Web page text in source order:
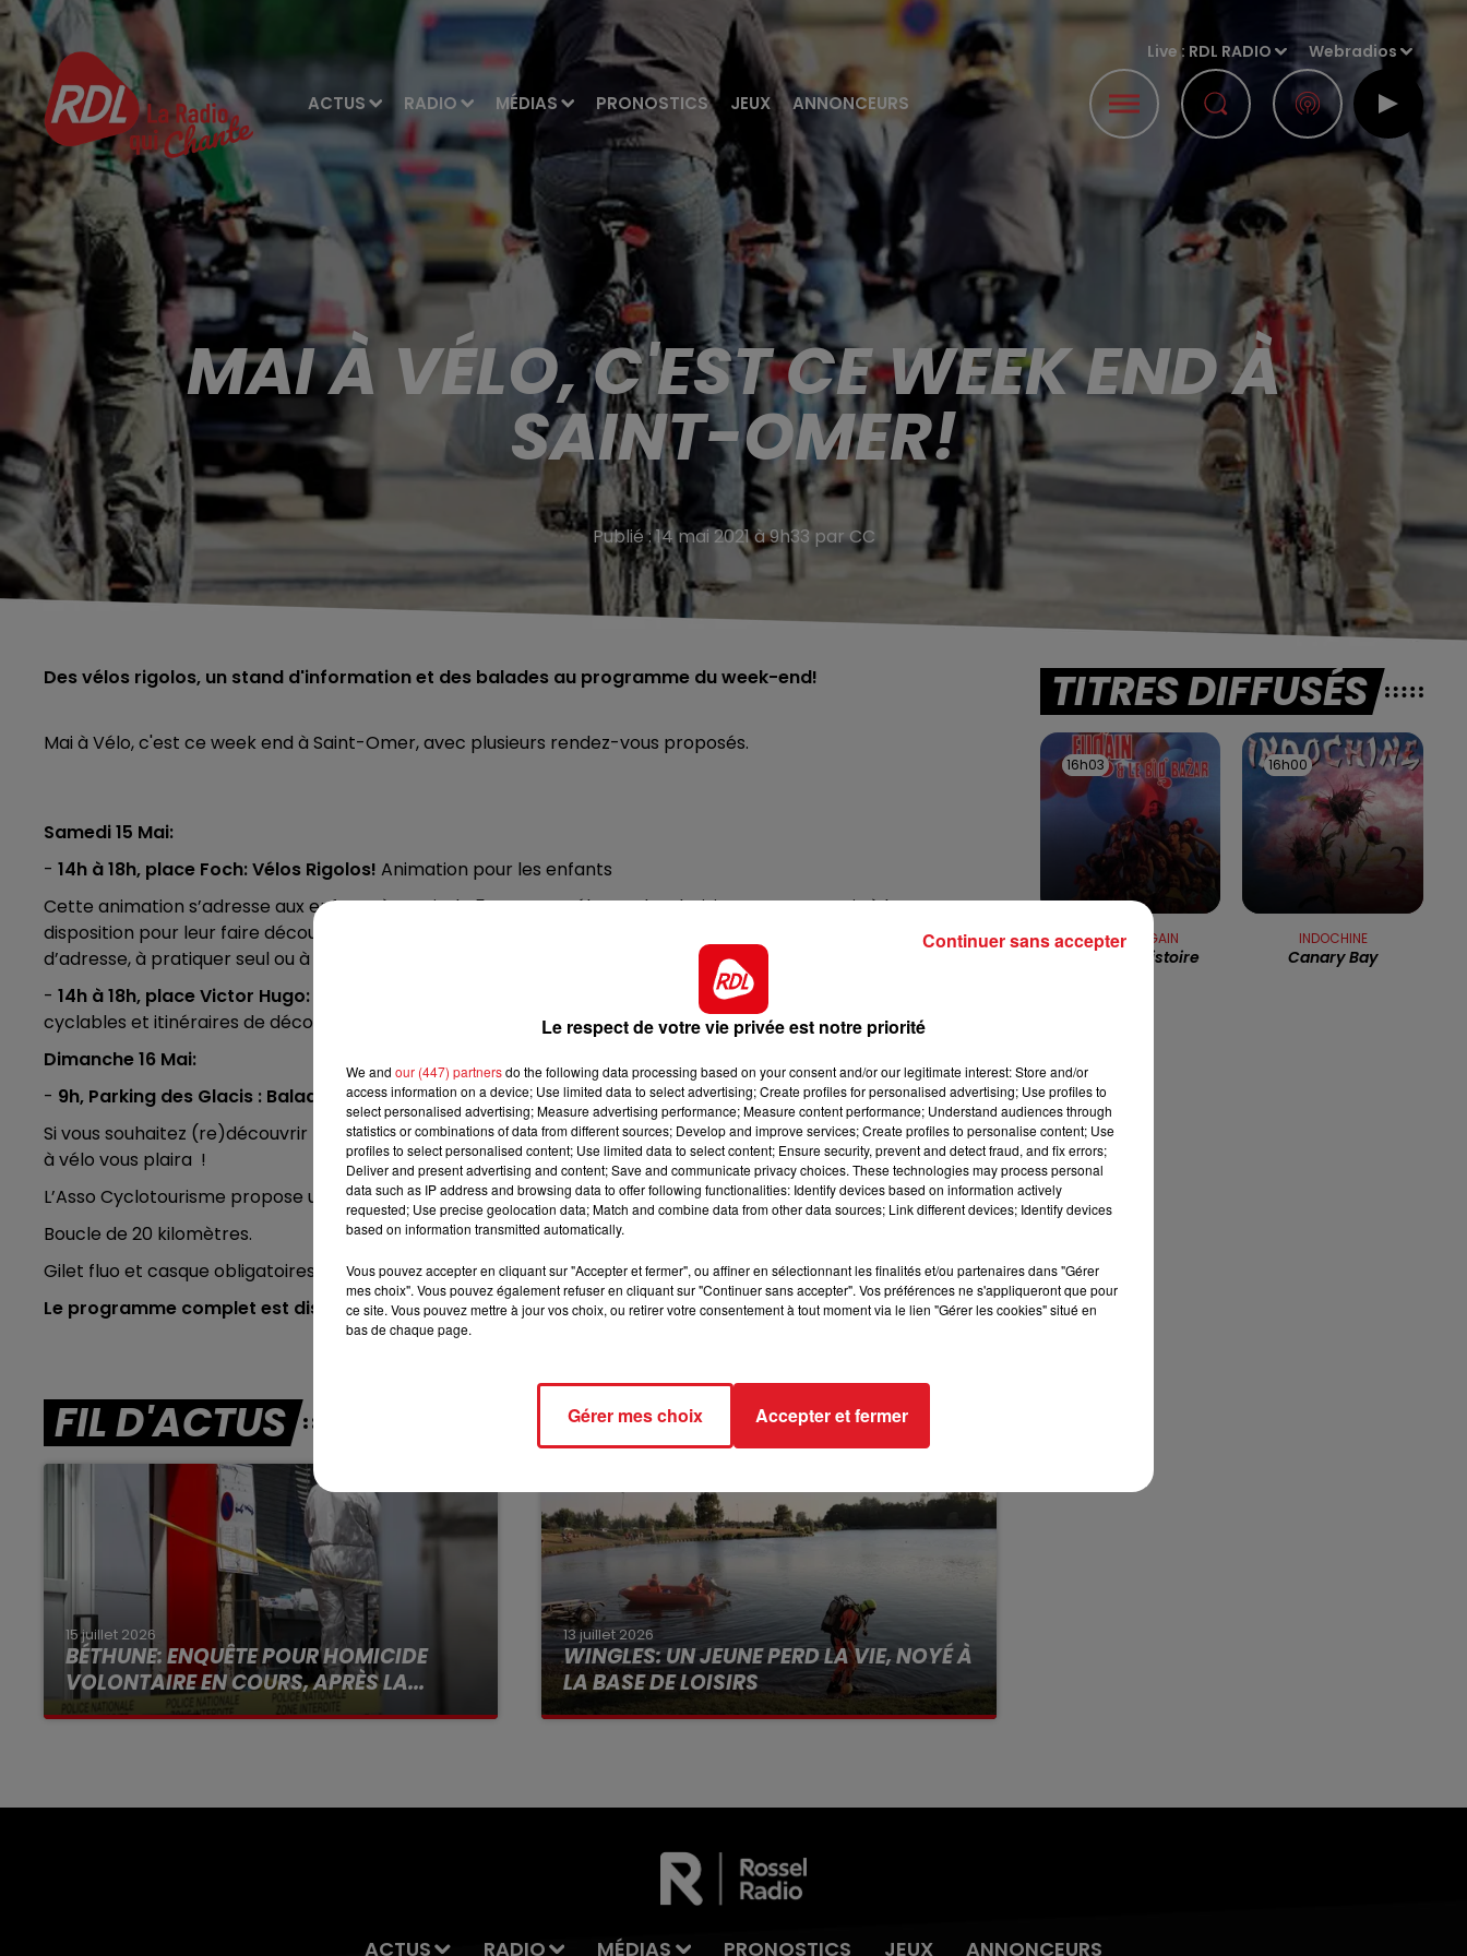
ACTUS RADIO MÉDIAS PRONOSTICS JEUX ANNONCEURS
Live : RDL RADIO Webradios
7h00 - 10h00
RDL WEEK-END RDL WEEKEND
MAI À VÉLO, C'EST CE WEEK END À
SAINT-OMER!
Publié : 14 mai 2021 à 9h33 par CC
Des vélos rigolos, un stand d'information et des balades au programme du week-end!
Mai à Vélo, c'est ce week end à Saint-Omer, avec plusieurs rendez-vous proposés.
Samedi 15 Mai:
- 14h à 18h, place Foch: Vélos Rigolos! Animation pour les enfants
Cette animation s’adresse aux enfants à partir de 5 ans. Des vélos et des draisiennes seront mis à leur
disposition pour leur faire découvrir ces moyens de déplacement de façon ludique. Un jeu d’équilibre et
d’adresse, à pratiquer seul ou à deux.
- 14h à 18h, place Victor Hugo: Stand d'information de l'ADAV
, l'association droit au vélo, sur le double sens
cyclables et itinéraires de découverte en ville.
Dimanche 16 Mai:
- 9h, Parking des Glacis : Balade à vélo familiale, avec l'association de cyclotourisme.
Si vous souhaitez (re)découvrir la ville et ses environs tout en passant un bon moment en famille, cette balade
à vélo vous plaira !
L’Asso Cyclotourisme propose une boucle de 20 kilomètres à vélo, de quoi s’amuser en se dépensant.
Boucle de 20 kilomètres.
Gilet fluo et casque obligatoires pour les moins de 16 ans et conseillés pour tous.
Le programme complet est disponible sur le site internet de laVille de Saint-Omer
FIL D'ACTUS
15 juillet 2026
BÉTHUNE: ENQUÊTE POUR HOMICIDE
VOLONTAIRE EN COURS, APRÈS LA...
Selon les premiers éléments, le logement
13 juillet 2026
WINGLES: UN JEUNE PERD LA VIE, NOYÉ À
LA BASE DE LOISIRS
La victime a coulé à pic
TITRES DIFFUSÉS
16h03
16h03
MICHEL FUGAIN
Une Belle Histoire
16h00
16h00
INDOCHINE
Canary Bay
ACTUS RADIO MÉDIAS PRONOSTICS JEUX ANNONCEURS
Le respect de votre vie privée est notre priorité
We and our (447) partnersdo the following data processing based on your consent and/or our legitimate interest: Store and/or
access information on a device; Use limited data to select advertising; Create profiles for personalised advertising; Use profiles to
select personalised advertising; Measure advertising performance; Measure content performance; Understand audiences through
statistics or combinations of data from different sources; Develop and improve services; Create profiles to personalise content; Use
profiles to select personalised content; Use limited data to select content; Ensure security, prevent and detect fraud, and fix errors;
Deliver and present advertising and content; Save and communicate privacy choices. These technologies may process personal
data such as IP address and browsing data to offer following functionalities: Identify devices based on information actively
requested; Use precise geolocation data; Match and combine data from other data sources; Link different devices; Identify devices
based on information transmitted automatically.
Vous pouvez accepter en cliquant sur "Accepter et fermer", ou affiner en sélectionnant les finalités et/ou partenaires dans "Gérer
mes choix". Vous pouvez également refuser en cliquant sur "Continuer sans accepter". Vos préférences ne s'appliqueront que pour
ce site. Vous pouvez mettre à jour vos choix, ou retirer votre consentement à tout moment via le lien "Gérer les cookies" situé en
bas de chaque page.
Gérer mes choix Accepter et fermer
Continuer sans accepter